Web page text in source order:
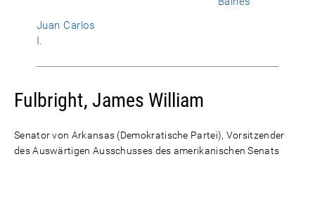
Juan Carlos
I.
Fulbright, James William
Senator von Arkansas (Demokratische Partei), Vorsitzender
des Auswärtigen Ausschusses des amerikanischen Senats